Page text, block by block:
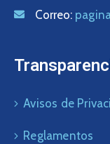
Correo:
Avisos de
Reglamentos